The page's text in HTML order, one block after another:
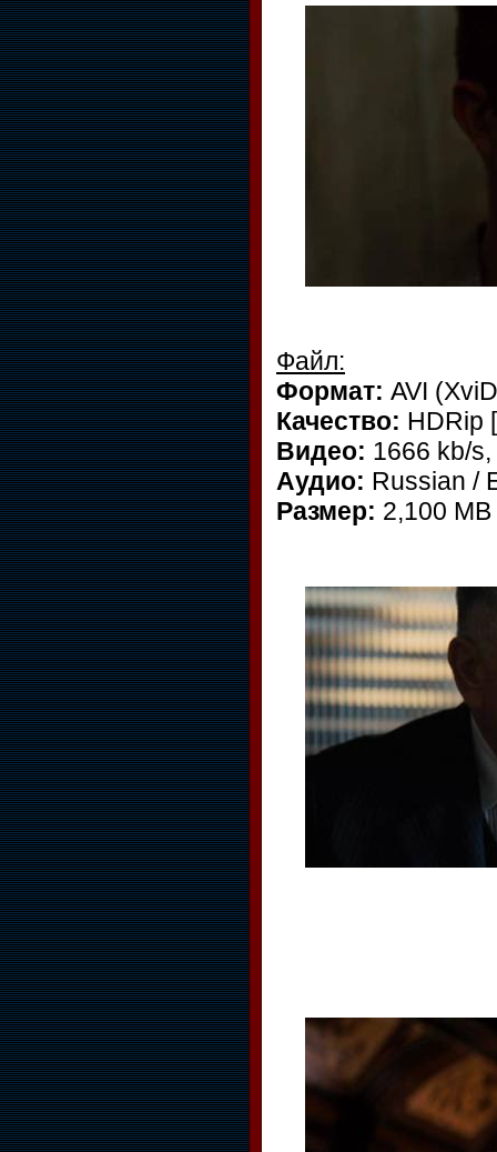
Файл:
Формат: AVI
Качество: HDRip
Видео: 1666 kb/
Аудио: Russian /
Размер: 2,100 MB